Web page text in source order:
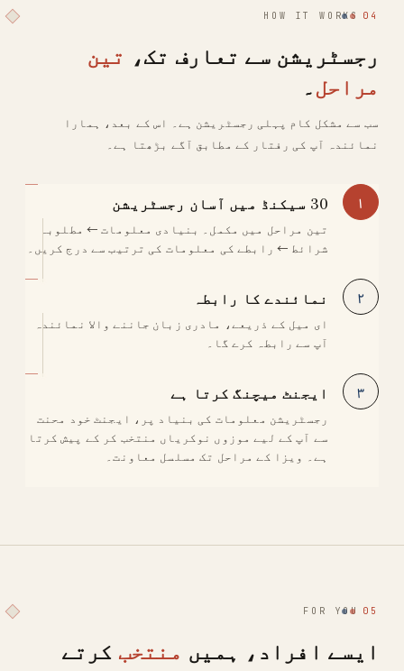
04
HOW IT WORKS
رجسٹریشن سے تعارف تک، تین
مراحل۔
سب سے مشکل کام پہلی رجسٹریشن ہے۔ اس کے بعد، ہمارا
نمائندہ آپ کی رفتار کے مطابق آگے بڑھتا ہے۔
۱ 30 سیکنڈ میں آسان رجسٹریشن
تین مراحل میں مکمل۔ بنیادی معلومات ← مطلوبہ
شرائط ← رابطے کی معلومات کی ترتیب سے درج کریں۔
۲ نمائندے کا رابطہ
ای میل کے ذریعے، مادری زبان جاننے والا نمائندہ
آپ سے رابطہ کرے گا۔
۳ ایجنٹ میچنگ کرتا ہے
رجسٹریشن معلومات کی بنیاد پر، ایجنٹ خود محنت
سے آپ کے لیے موزوں نوکریاں منتخب کر کے پیش کرتا
ہے۔ ویزا کے مراحل تک مسلسل معاونت۔
05
FOR YOU
ایسے افراد، ہمیں منتخب کرتے